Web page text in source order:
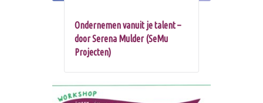
Ondernemen vanuit je talent –
door Serena Mulder (SeMu
Projecten)